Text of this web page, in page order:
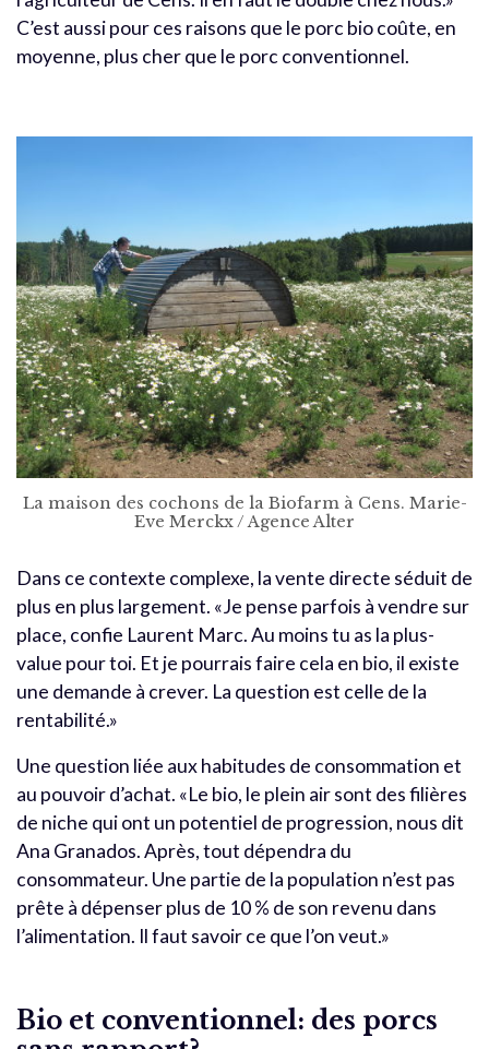
C’est aussi pour ces raisons que le porc bio coûte, en
moyenne, plus cher que le porc conventionnel.
La maison des cochons de la Biofarm à Cens. Marie-
Eve Merckx / Agence Alter
Dans ce contexte complexe, la vente directe séduit de
plus en plus largement. «Je pense parfois à vendre sur
place, confie Laurent Marc. Au moins tu as la plus-
value pour toi. Et je pourrais faire cela en bio, il existe
une demande à crever. La question est celle de la
rentabilité.»
Une question liée aux habitudes de consommation et
au pouvoir d’achat. «Le bio, le plein air sont des filières
de niche qui ont un potentiel de progression, nous dit
Ana Granados. Après, tout dépendra du
consommateur. Une partie de la population n’est pas
prête à dépenser plus de 10 % de son revenu dans
l’alimentation. Il faut savoir ce que l’on veut.»
Bio et conventionnel: des porcs